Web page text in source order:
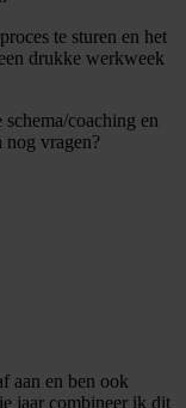
te sturen en het
drukke werkweek
coaching en
nog vragen?
aan en ben ook
jaar combineer ik dit